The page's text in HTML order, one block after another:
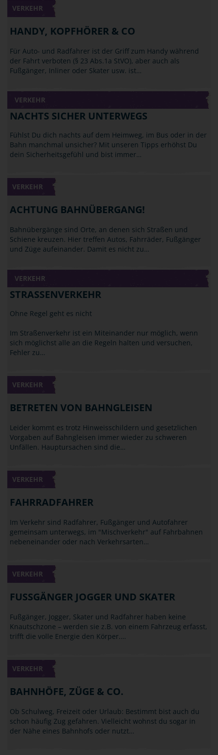
VERKEHR
HANDY, KOPFHÖRER & CO
Für Auto- und Radfahrer ist der Griff zum Handy während
der Fahrt verboten (§ 23 Abs.1a StVO), aber auch als
Fußgänger, Inliner oder Skater usw. ist…
VERKEHR
NACHTS SICHER UNTERWEGS
Fühlst Du dich nachts auf dem Heimweg, im Bus oder in der
Bahn manchmal unsicher? Mit unseren Tipps erhöhst Du
dein Sicherheitsgefühl und bist immer…
VERKEHR
ACHTUNG BAHNÜBERGANG!
Bahnübergänge sind Orte, an denen sich Straßen und
Schiene kreuzen. Hier treffen Autos, Fahrräder, Fußgänger
und Züge aufeinander. Damit es nicht zu…
VERKEHR
STRASSENVERKEHR
Ohne Regel geht es nicht
Im Straßenverkehr ist ein Miteinander nur möglich, wenn
sich möglichst alle an die Regeln halten und versuchen,
Fehler zu…
VERKEHR
BETRETEN VON BAHNGLEISEN
Leider kommt es trotz Hinweisschildern und gesetzlichen
Vorgaben auf Bahngleisen immer wieder zu schweren
Unfällen. Hauptursachen sind die…
VERKEHR
FAHRRADFAHRER
Im Verkehr sind Radfahrer, Fußgänger und Autofahrer
gemeinsam unterwegs, im "Mischverkehr" auf Fahrbahnen
nebeneinander oder nach Verkehrsarten…
VERKEHR
FUSSGÄNGER JOGGER UND SKATER
Fußgänger, Jogger, Skater und Radfahrer haben keine
Knautschzone – werden sie z.B. von einem Fahrzeug erfasst,
trifft die volle Energie den Körper.…
VERKEHR
BAHNHÖFE, ZÜGE & CO.
Ob Schulweg, Freizeit oder Urlaub: Bestimmt bist auch du
schon häufig Zug gefahren. Vielleicht wohnst du sogar in
der Nähe eines Bahnhofs oder nutzt…